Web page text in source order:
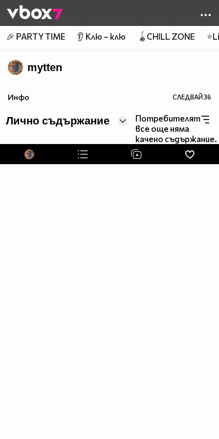
👾
🎉 PARTY TIME 👂 Клю – клю 🪀CHILL ZONE
mytten
Инфо СЛЕДВАЙ36
Лично съдържание
Потребителят
все още няма
качено съдържание.